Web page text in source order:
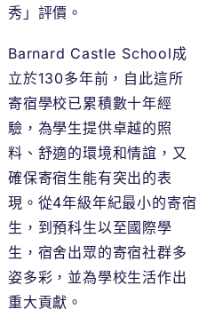
秀」評價。
Barnard Castle School成
立於130多年前，自此這所
寄宿學校已累積數十年經
驗，為學生提供卓越的照
料、舒適的環境和情誼，又
確保寄宿生能有突出的表
現。從4年級年紀最小的寄宿
生，到預科生以至國際學
生，宿舍出眾的寄宿社群多
姿多彩，並為學校生活作出
重大貢獻。